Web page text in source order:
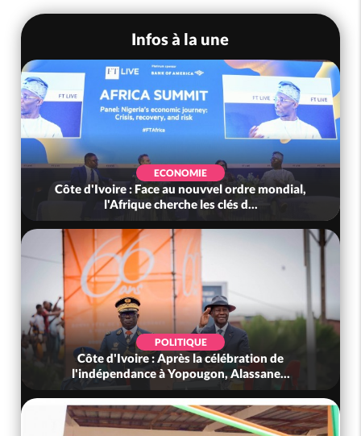
Infos à la une
ECONOMIE
Côte d'Ivoire : Face au nouvvel ordre mondial,
l'Afrique cherche les clés d...
POLITIQUE
Côte d'Ivoire : Après la célébration de
l'indépendance à Yopougon, Alassane...